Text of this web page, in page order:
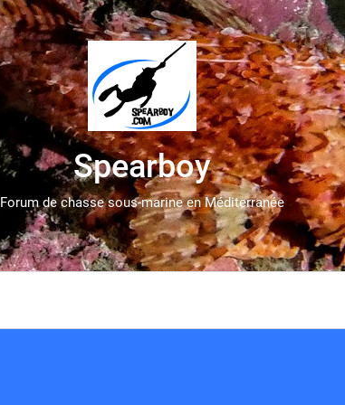
Spearboy
Forum de chasse sous-marine en Méditerranée